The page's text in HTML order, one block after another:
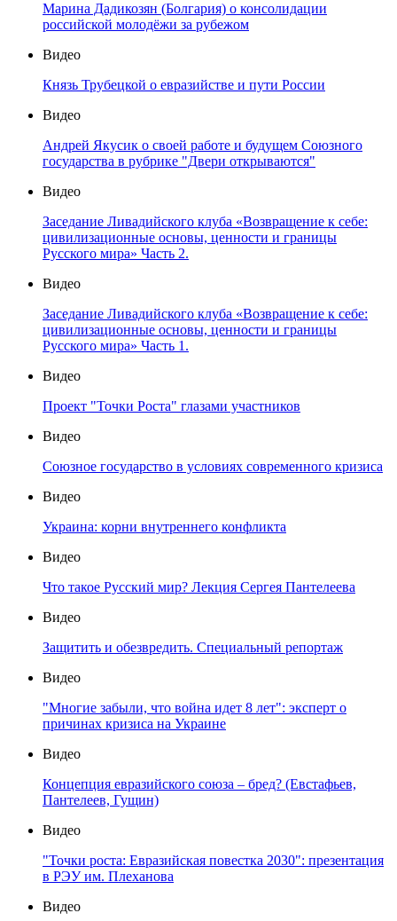
Марина Дадикозян (Болгария) о консолидации
российской молодёжи за рубежом
Видео
Князь Трубецкой о евразийстве и пути России
Видео
Андрей Якусик о своей работе и будущем Союзного
государства в рубрике "Двери открываются"
Видео
Заседание Ливадийского клуба «Возвращение к себе:
цивилизационные основы, ценности и границы
Русского мира» Часть 2.
Видео
Заседание Ливадийского клуба «Возвращение к себе:
цивилизационные основы, ценности и границы
Русского мира» Часть 1.
Видео
Проект "Точки Роста" глазами участников
Видео
Союзное государство в условиях современного кризиса
Видео
Украина: корни внутреннего конфликта
Видео
Что такое Русский мир? Лекция Сергея Пантелеева
Видео
Защитить и обезвредить. Специальный репортаж
Видео
"Многие забыли, что война идет 8 лет": эксперт о
причинах кризиса на Украине
Видео
Концепция евразийского союза – бред? (Евстафьев,
Пантелеев, Гущин)
Видео
"Точки роста: Евразийская повестка 2030": презентация
в РЭУ им. Плеханова
Видео